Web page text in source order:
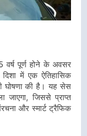
पूर्ण होने के अवसर
में एक ऐतिहासिक
घोषणा की है। यह सेस
जाएगा, जिससे प्राप्त
और स्मार्ट ट्रैफिक